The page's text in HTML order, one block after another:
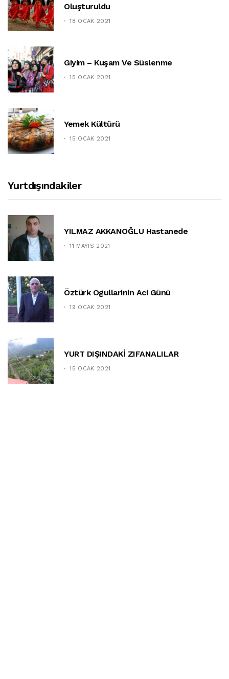
Oluşturuldu
18 OCAK 2021
Giyim – Kuşam Ve Süslenme
15 OCAK 2021
Yemek Kültürü
15 OCAK 2021
Yurtdışındakiler
YILMAZ AKKANOĞLU Hastanede
11 MAYIS 2021
Öztürk Ogullarinin Aci Günü
19 OCAK 2021
YURT DIŞINDAKİ ZIFANALILAR
15 OCAK 2021